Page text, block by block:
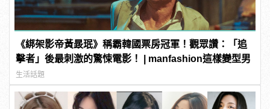
《綁架影帝黃晸珉》稱霸韓國票房冠軍！觀眾讚：「追
擊者」後最刺激的驚悚電影！ | manfashion這樣變型男
生活話題